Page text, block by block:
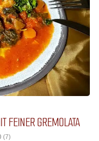
FEINER GREMOLATA
(7)